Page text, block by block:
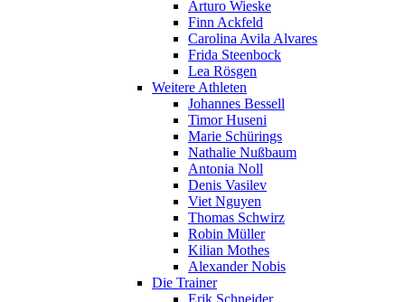
Arturo Wieske
Finn Ackfeld
Carolina Avila Alvares
Frida Steenbock
Lea Rösgen
Weitere Athleten
Johannes Bessell
Timor Huseni
Marie Schürings
Nathalie Nußbaum
Antonia Noll
Denis Vasilev
Viet Nguyen
Thomas Schwirz
Robin Müller
Kilian Mothes
Alexander Nobis
Die Trainer
Erik Schneider